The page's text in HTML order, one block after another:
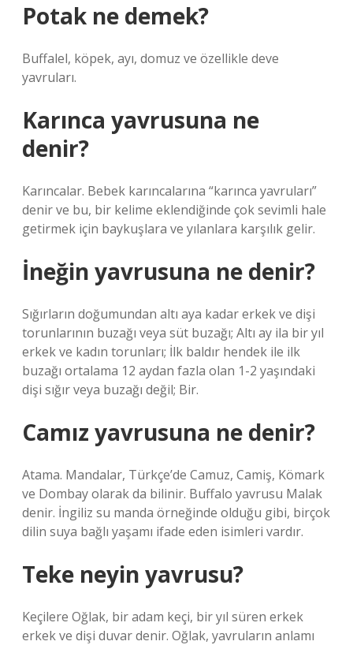
Potak ne demek?
Buffalel, köpek, ayı, domuz ve özellikle deve
yavruları.
Karınca yavrusuna ne
denir?
Karıncalar. Bebek karıncalarına “karınca yavruları”
denir ve bu, bir kelime eklendiğinde çok sevimli hale
getirmek için baykuşlara ve yılanlara karşılık gelir.
İneğin yavrusuna ne denir?
Sığırların doğumundan altı aya kadar erkek ve dişi
torunlarının buzağı veya süt buzağı; Altı ay ila bir yıl
erkek ve kadın torunları; İlk baldır hendek ile ilk
buzağı ortalama 12 aydan fazla olan 1-2 yaşındaki
dişi sığır veya buzağı değil; Bir.
Camız yavrusuna ne denir?
Atama. Mandalar, Türkçe’de Camuz, Camiş, Kömark
ve Dombay olarak da bilinir. Buffalo yavrusu Malak
denir. İngiliz su manda örneğinde olduğu gibi, birçok
dilin suya bağlı yaşamı ifade eden isimleri vardır.
Teke neyin yavrusu?
Keçilere Oğlak, bir adam keçi, bir yıl süren erkek
erkek ve dişi duvar denir. Oğlak, yavruların anlamı